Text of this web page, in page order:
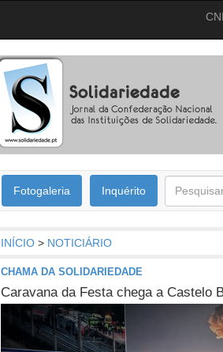
Fotogaleria Inquérito
INÍCIO > NOTICIÁRIO
CHAMA DA SOLIDARIEDADE
Caravana da Festa chega a Castelo